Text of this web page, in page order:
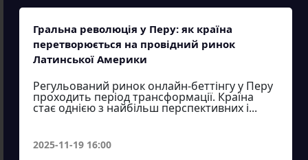
Гральна революція у Перу: як країна
перетворюється на провідний ринок
Латинської Америки
Регульований ринок онлайн-беттінгу у Перу
проходить період трансформації. Країна
стає однією з найбільш перспективних і...
2025-11-19 16:00